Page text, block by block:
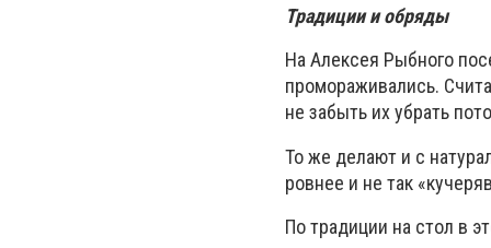
Традиции и обряды
На Алексея Рыбного
промораживались.
не забыть их убрать
То же делают и с
ровнее и не так
По традиции на стол в